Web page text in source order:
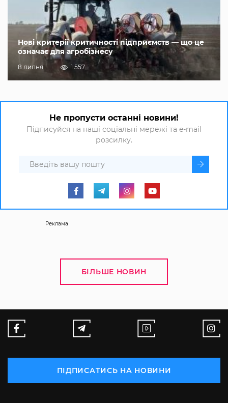
Нові критерії критичності підприємств — що це
означає для агробізнесу
8 липня 1 557
Не пропусти останні новини!
Підписуйся на наші соціальні мережі та e-mail
розсилку.
Реклама
БІЛЬШЕ НОВИН
ПІДПИСАТИСЬ НА НОВИНИ